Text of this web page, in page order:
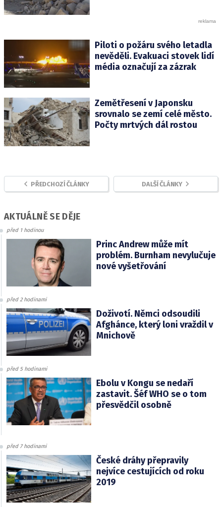
Piloti o požáru svého letadla
nevěděli. Evakuaci stovek lidí
média označují za zázrak
Zemětřesení v Japonsku
srovnalo se zemí celé město.
Počty mrtvých dál rostou
PŘEDCHOZÍ ČLÁNKY DALŠÍ ČLÁNKY
AKTUÁLNĚ SE DĚJE
před 1 hodinou
Princ Andrew může mít
problém. Burnham nevylučuje
nové vyšetřování
před 2 hodinami
Doživotí. Němci odsoudili
Afghánce, který loni vraždil v
Mnichově
před 5 hodinami
Ebolu v Kongu se nedaří
zastavit. Šéf WHO se o tom
přesvědčil osobně
před 7 hodinami
České dráhy přepravily
nejvíce cestujících od roku
2019